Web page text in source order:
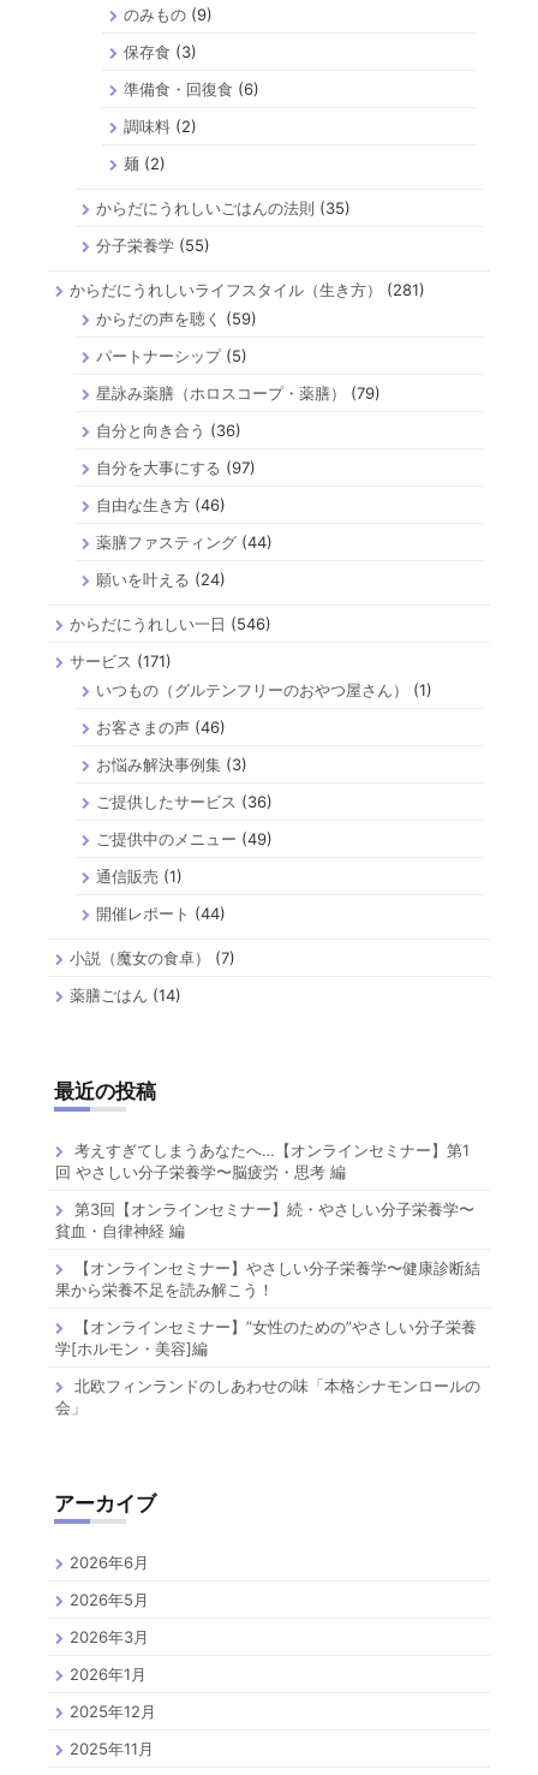
のみもの(9)
保存食 (3)
準備食・回復食 (6)
調味料(2)
麺 (2)
からだにうれしいごはんの法則 (35)
分子栄養学 (55)
からだにうれしいライフスタイル（生き方）
(281)
からだの声を聴く
(59)
パートナーシップ(5)
星詠み薬膳（ホロスコープ・薬膳）
(79)
自分と向き合う (36)
自分を大事にする (97)
自由な生き方 (46)
薬膳ファスティング (44)
願いを叶える (24)
からだにうれしい一日 (546)
サービス (171)
いつもの（グルテンフリーのおやつ屋さん）
(1)
お客さまの声 (46)
お悩み解決事例集 (3)
ご提供したサービス (36)
ご提供中のメニュー (49)
通信販売 (1)
開催レポート (44)
小説（魔女の食卓）
(7)
薬膳ごはん (14)
最近の投稿
考えすぎてしまうあなたへ…【オンラインセミナー】第1
回 やさしい分子栄養学〜脳疲労・思考 編
第3回【オンラインセミナー】続・やさしい分子栄養学〜
貧血・自律神経 編
【オンラインセミナー】やさしい分子栄養学〜健康診断結
果から栄養不足を読み解こう！
【オンラインセミナー】”女性のための”やさしい分子栄養
学[ホルモン・美容]編
北欧フィンランドのしあわせの味「本格シナモンロールの
会」
アーカイブ
2026年6月
2026年5月
2026年3月
2026年1月
2025年12月
2025年11月